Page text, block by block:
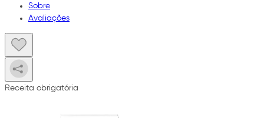
Sobre
Avaliações
Receita obrigatória